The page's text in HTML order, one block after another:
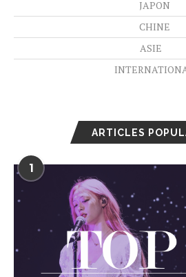
JAPON
CHINE
ASIE
ARTICLES
1